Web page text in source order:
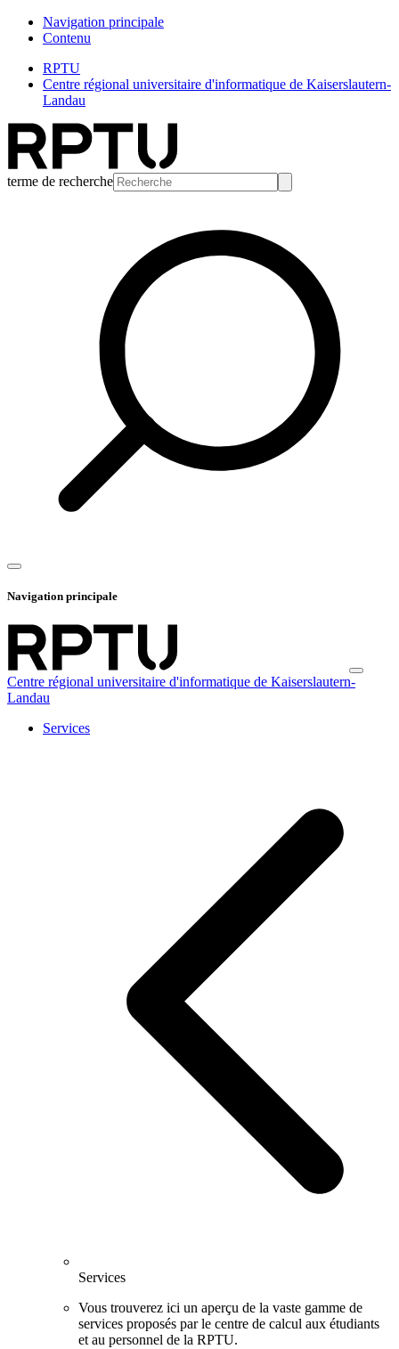
Navigation principale
Contenu
RPTU
Centre régional universitaire d'informatique de Kaiserslautern-
Landau
terme de recherche
Navigation principale
Centre régional universitaire d'informatique de Kaiserslautern-
Landau
Services
Services
Vous trouverez ici un aperçu de la vaste gamme de
services proposés par le centre de calcul aux étudiants
et au personnel de la RPTU.